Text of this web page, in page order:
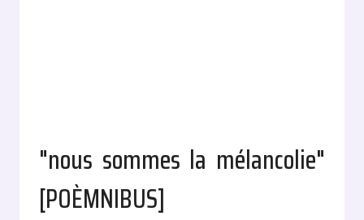
"nous sommes la mélancolie"
[POÈMNIBUS]